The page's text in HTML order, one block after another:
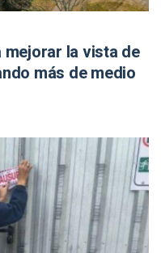
la vista de
más de medio